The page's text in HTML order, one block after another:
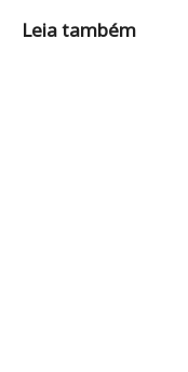
Leia também